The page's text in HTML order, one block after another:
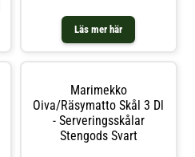
Läs mer här
stengods.- Tillverkad i Thailand.-
Formgivning av Maija Louekari.
Skötselråd för tallriken- Ugnsfast.-
Marimekko
Oiva/räsymatto Skål 3 Dl
- Serveringsskålar
Stengods Svart